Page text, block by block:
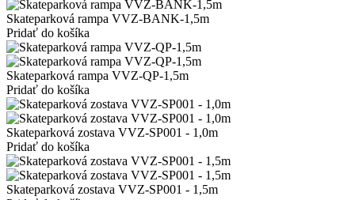
Skateparková rampa VVZ-BANK-1,5m
Pridať do košíka
Skateparková rampa VVZ-QP-1,5m
Pridať do košíka
Skateparková zostava VVZ-SP001 - 1,0m
Pridať do košíka
Skateparková zostava VVZ-SP001 - 1,5m